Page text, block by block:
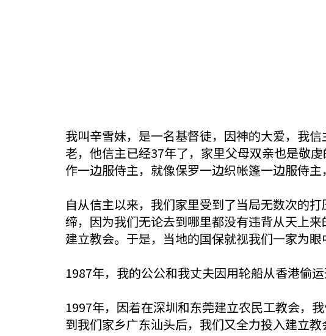
我叫辛雪妹，是一名基督徒，因神的大爱，我
老，他信主已经37年了，家里父母双亲也是敬
作一边服侍主，就像保罗一边织帐篷一边服侍主
自从信主以来，我们家里受到了当局无数次的
缔，因为我们无论去到哪里都没有违背从天上
建立教会。于是，当地的国保就视我们一家为眼
1987年，我的公公和我丈夫因用轮船从香港偷
1997年，因着在深圳和东莞建立农民工教会，
到我们家乡广东汕头后，我们又全力投入建立教